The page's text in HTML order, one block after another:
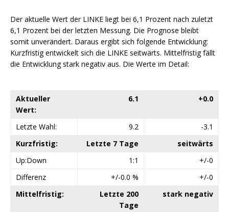
Der aktuelle Wert der LINKE liegt bei 6,1 Prozent nach zuletzt
6,1 Prozent bei der letzten Messung. Die Prognose bleibt
somit unverändert. Daraus ergibt sich folgende Entwicklung:
Kurzfristig entwickelt sich die LINKE seitwärts. Mittelfristig fällt
die Entwicklung stark negativ aus. Die Werte im Detail:
Aktueller
Wert:
6.1 +0.0
Letzte Wahl: 9.2
-3.1
Kurzfristig:
Letzte 7 Tage
seitwärts
Up:Down
1:1
+/-0
Differenz
+/-0.0 %
+/-0
Mittelfristig:
Letzte 200
Tage
stark negativ